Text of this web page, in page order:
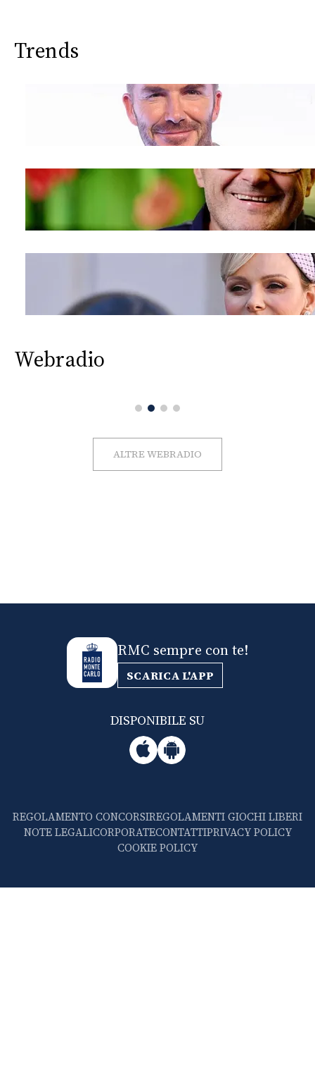
Trends
Webradio
ALTRE WEBRADIO
RMC sempre con te!
SCARICA L'APP
DISPONIBILE SU
REGOLAMENTO CONCORSIREGOLAMENTI GIOCHI LIBERI
NOTE LEGALICORPORATECONTATTIPRIVACY POLICY
COOKIE POLICY